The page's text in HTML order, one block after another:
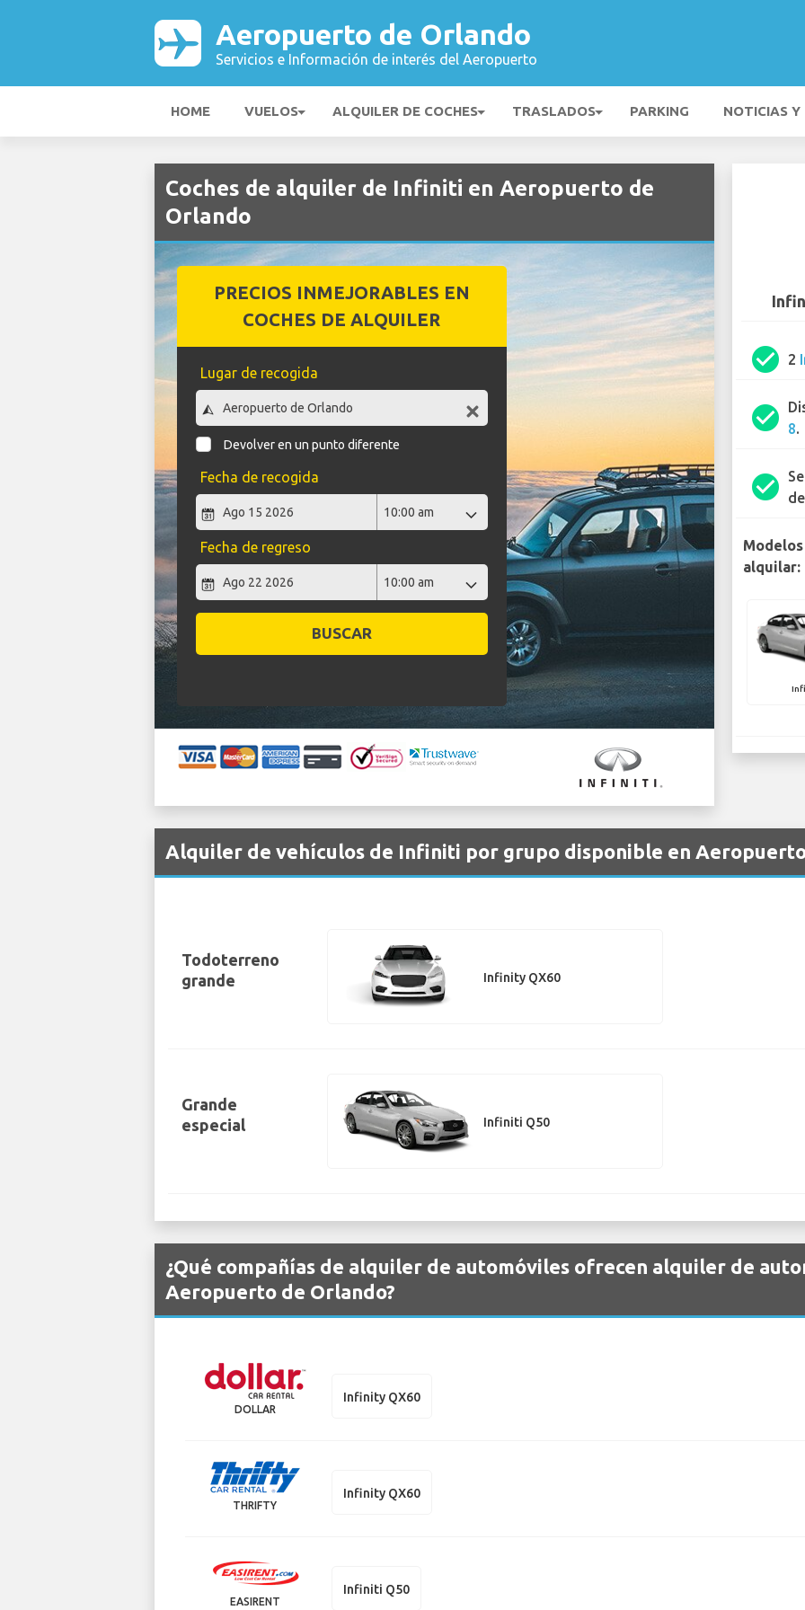
Aeropuerto de Orlando
Servicios e Información de interés del Aeropuerto
HOME VUELOS ALQUILER DE COCHES TRASLADOS PARKING NOTICIAS Y
Coches de alquiler de Infiniti en Aeropuerto de
Orlando
PRECIOS INMEJORABLES EN
COCHES DE ALQUILER
Lugar de recogida
Devolver en un punto diferente
Fecha de recogida
Fecha de regreso
BUSCAR
check_circle 2
check_circle
8.
check_circle
alquilar:
Alquiler de vehículos de Infiniti por grupo disponible en
Todoterreno
grande
Infinity QX60
Grande
especial
Infiniti Q50
¿Qué compañías de alquiler de automóviles ofrecen alquiler de
Aeropuerto de Orlando?
DOLLAR
Infinity QX60
THRIFTY
Infinity QX60
EASIRENT
Infiniti Q50